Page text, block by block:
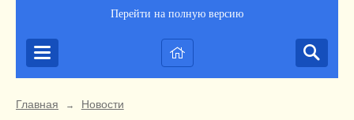
Перейти на полную версию
Главная → Новости